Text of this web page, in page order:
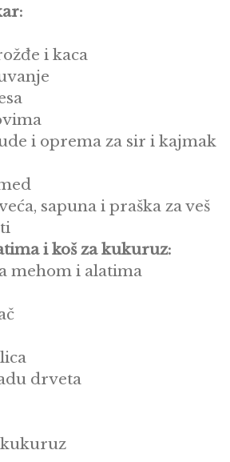
i kaca
i oprema za sir i kajmak
sapuna i praška za veš
i koš za kukuruz:
mehom i alatima
drveta